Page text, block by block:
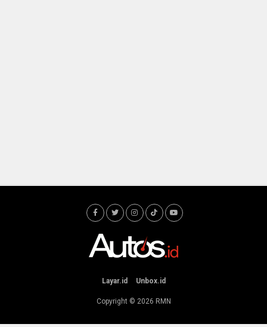
Layar.id Unbox.id
Copyright © 2026 RMN